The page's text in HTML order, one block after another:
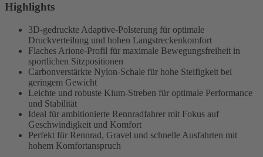
Highlights
3D-gedruckte Adaptive-Polsterung für optimale
Druckverteilung und hohen Langstreckenkomfort
Flaches Arione-Profil für maximale Bewegungsfreiheit in
sportlichen Sitzpositionen
Carbonverstärkte Nylon-Schale für hohe Steifigkeit bei
geringem Gewicht
Leichte und robuste Kium-Streben für optimale Performance
und Stabilität
Ideal für ambitionierte Rennradfahrer mit Fokus auf
Geschwindigkeit und Komfort
Perfekt für Rennrad, Gravel und schnelle Ausfahrten mit
hohem Komfortanspruch